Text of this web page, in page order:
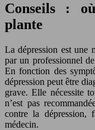
Conseils :
plante
La dépression est une
par un professionnel
En fonction des
dépression peut être
grave. Elle nécessite
n’est pas
contre la dépression,
médecin.